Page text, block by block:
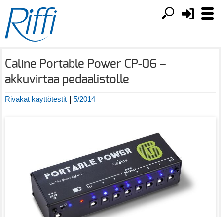
Caline Portable Power CP-06 –
akkuvirtaa pedaalistolle
Rivakat käyttötestit | 5/2014